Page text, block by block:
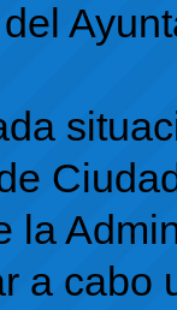
la
a cabo